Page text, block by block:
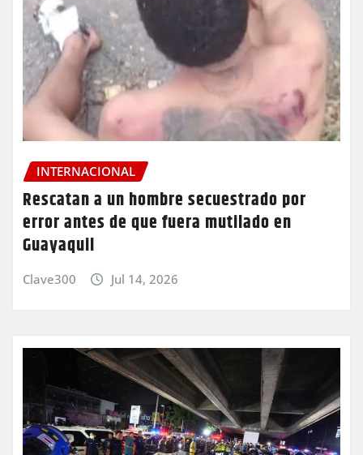
INTERNACIONAL
Rescatan a un hombre secuestrado por
error antes de que fuera mutilado en
Guayaquil
Clave300 Jul 14, 2026